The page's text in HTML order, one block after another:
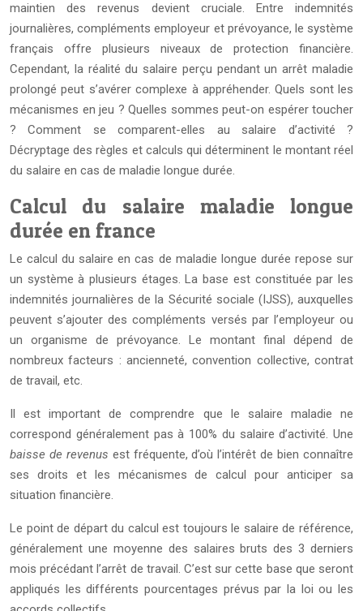
maintien des revenus devient cruciale. Entre indemnités
journalières, compléments employeur et prévoyance, le système
français offre plusieurs niveaux de protection financière.
Cependant, la réalité du salaire perçu pendant un arrêt maladie
prolongé peut s’avérer complexe à appréhender. Quels sont les
mécanismes en jeu ? Quelles sommes peut-on espérer toucher
? Comment se comparent-elles au salaire d’activité ?
Décryptage des règles et calculs qui déterminent le montant réel
du salaire en cas de maladie longue durée.
Calcul du salaire maladie longue
durée en france
Le calcul du salaire en cas de maladie longue durée repose sur
un système à plusieurs étages. La base est constituée par les
indemnités journalières de la Sécurité sociale (IJSS), auxquelles
peuvent s’ajouter des compléments versés par l’employeur ou
un organisme de prévoyance. Le montant final dépend de
nombreux facteurs : ancienneté, convention collective, contrat
de travail, etc.
Il est important de comprendre que le salaire maladie ne
correspond généralement pas à 100% du salaire d’activité. Une
baisse de revenus est fréquente, d’où l’intérêt de bien connaître
ses droits et les mécanismes de calcul pour anticiper sa
situation financière.
Le point de départ du calcul est toujours le salaire de référence,
généralement une moyenne des salaires bruts des 3 derniers
mois précédant l’arrêt de travail. C’est sur cette base que seront
appliqués les différents pourcentages prévus par la loi ou les